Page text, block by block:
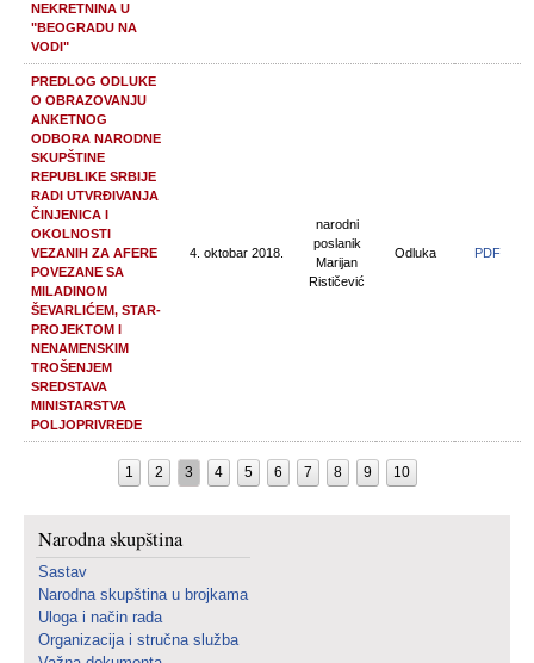
NEKRETNINA U
"BEOGRADU NA
VODI"
PREDLOG ODLUKE
O OBRAZOVANJU
ANKETNOG
ODBORA NARODNE
SKUPŠTINE
REPUBLIKE SRBIJE
RADI UTVRĐIVANJA
ČINJENICA I
OKOLNOSTI
VEZANIH ZA AFERE
POVEZANE SA
MILADINOM
ŠEVARLIĆEM, STAR-
PROJEKTOM I
NENAMENSKIM
TROŠENJEM
SREDSTAVA
MINISTARSTVA
POLJOPRIVREDE
4. oktobar 2018.
narodni
poslanik
Marijan
Rističević
Odluka PDF
1 2 3 4 5 6 7 8 9 10
Narodna skupština
Sastav
Narodna skupština u brojkama
Uloga i način rada
Organizacija i stručna služba